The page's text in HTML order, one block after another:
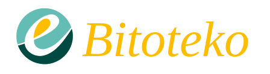
Bitoteko